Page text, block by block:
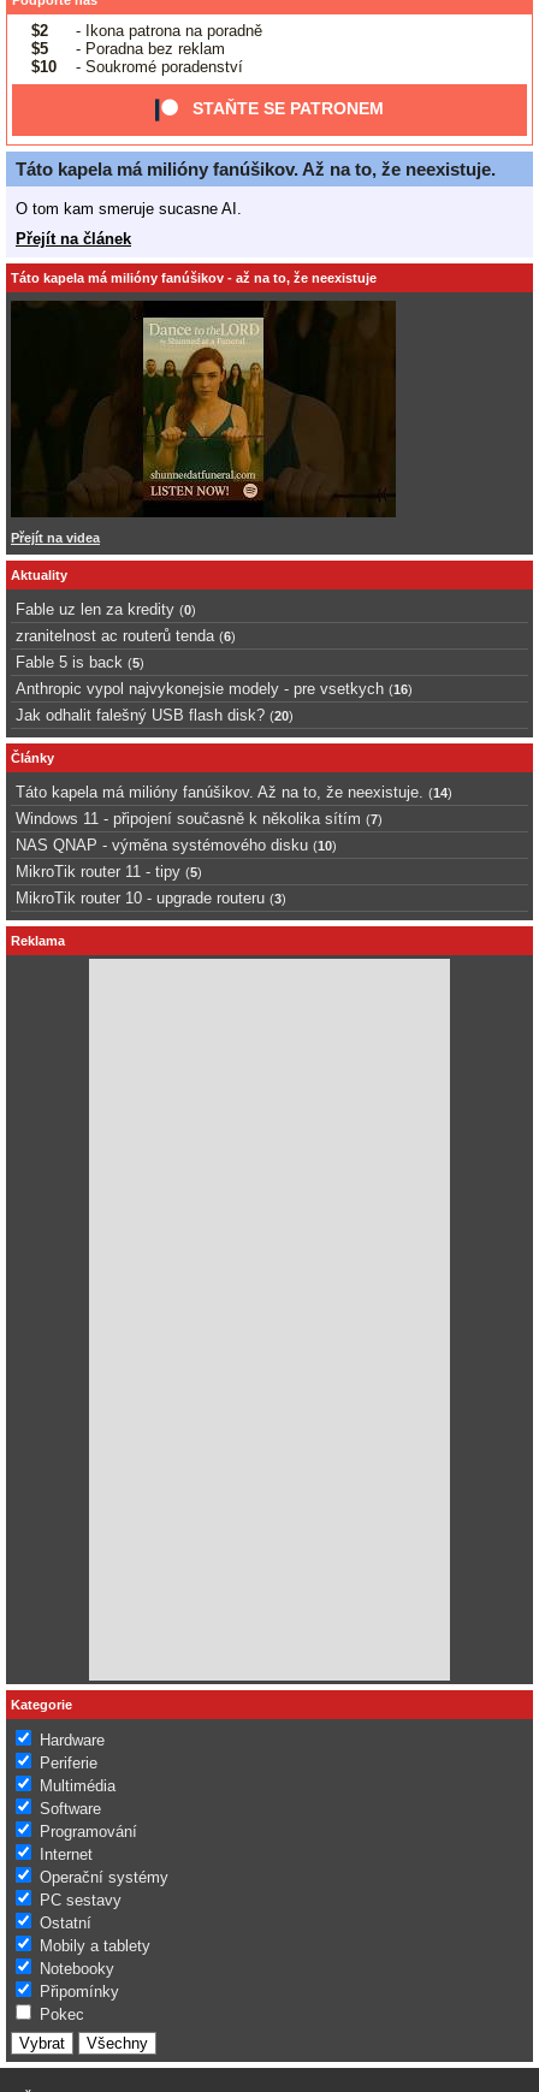
$2
- Ikona patrona na poradně
$5
- Poradna bez reklam
$10
- Soukromé poradenství
STAŇTE SE PATRONEM
Táto kapela má milióny fanúšikov. Až na to, že neexistuje.
O tom kam smeruje sucasne AI.
Přejít na článek
Táto kapela má milióny fanúšikov - až na to, že neexistuje
Přejít na videa
Aktuality
Fable uz len za kredity (0)
zranitelnost ac routerů tenda (6)
Fable 5 is back (5)
Anthropic vypol najvykonejsie modely - pre vsetkych (16)
Jak odhalit falešný USB flash disk? (20)
Články
Táto kapela má milióny fanúšikov. Až na to, že neexistuje. (14)
Windows 11 - připojení současně k několika sítím (7)
NAS QNAP - výměna systémového disku (10)
MikroTik router 11 - tipy (5)
MikroTik router 10 - upgrade routeru (3)
Reklama
Kategorie
Hardware
Periferie
Multimédia
Software
Programování
Internet
Operační systémy
PC sestavy
Ostatní
Mobily a tablety
Notebooky
Připomínky
Pokec